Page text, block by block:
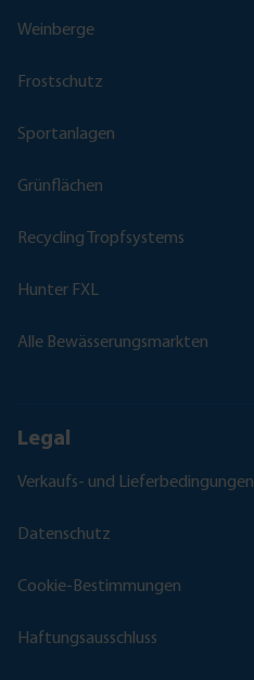
Weinberge
Frostschutz
Sportanlagen
Grünflächen
Recycling Tropfsystems
Hunter FXL
Alle Bewässerungsmarkten
Legal
Verkaufs- und Lieferbedingungen
Datenschutz
Cookie-Bestimmungen
Haftungsausschluss